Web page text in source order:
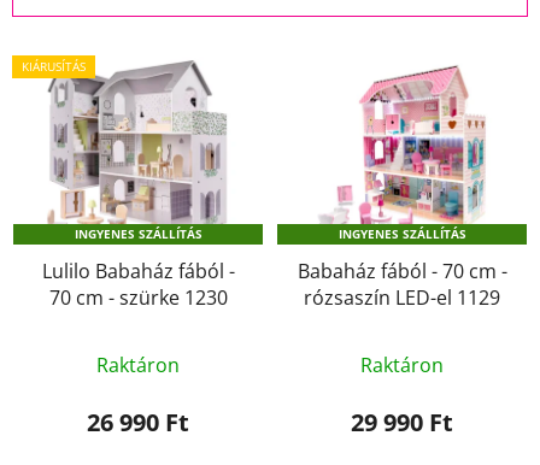
e
d
e
T
e
k
e
KIÁRUSÍTÁS
INGYENES SZÁLLÍTÁS
Lulilo Babaház fából -
70 cm - szürke 1230
termék
átlagos
Raktáron
26 990 Ft
INGYENES SZÁLLÍTÁS
Babaház fából - 70 cm -
rózsaszín LED-el 1129
termék
átlagos
Raktáron
29 990 Ft